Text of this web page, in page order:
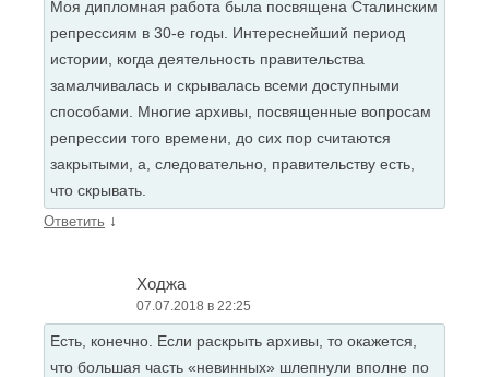
Моя дипломная работа была посвящена Сталинским
репрессиям в 30-е годы. Интереснейший период
истории, когда деятельность правительства
замалчивалась и скрывалась всеми доступными
способами. Многие архивы, посвященные вопросам
репрессии того времени, до сих пор считаются
закрытыми, а, следовательно, правительству есть,
что скрывать.
Ответить ↓
Ходжа
07.07.2018 в 22:25
Есть, конечно. Если раскрыть архивы, то окажется,
что большая часть «невинных» шлепнули вполне по